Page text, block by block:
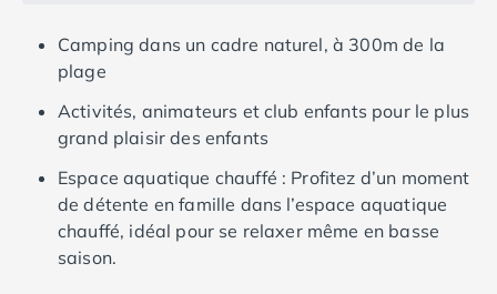
Camping Nîmes
Camping Hérault
Camping Agde
Camping Béziers
Camping La Grande Motte
Camping Marseillan-Plage
Camping Montpellier
Camping Palavas-les-Flots
Camping Sète
Camping dans un cadre naturel, à 300m de la
plage
Activités, animateurs et club enfants pour le plus
grand plaisir des enfants
Espace aquatique chauffé : Profitez d’un moment
de détente en famille dans l’espace aquatique
chauffé, idéal pour se relaxer même en basse
saison.